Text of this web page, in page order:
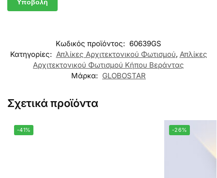
Κωδικός προϊόντος: 60639GS
Κατηγορίες: Απλίκες Αρχιτεκτονικού Φωτισμού, Απλίκες
Αρχιτεκτονικού Φωτισμού Κήπου Βεράντας
Μάρκα: GLOBOSTAR
Σχετικά προϊόντα
-41% -26%